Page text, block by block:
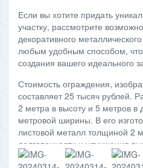
Если вы хотите придать
участку, рассмотрите
декоративного
любым удобным способом,
создания вашего идеального
Стоимость ограждения,
составляет 25 тысяч рублей.
2 метра в высоту и 5 метров в
метровой ширины. В его
листовой металл толщиной 2
долговечности и улучшения
порошковая покраска.